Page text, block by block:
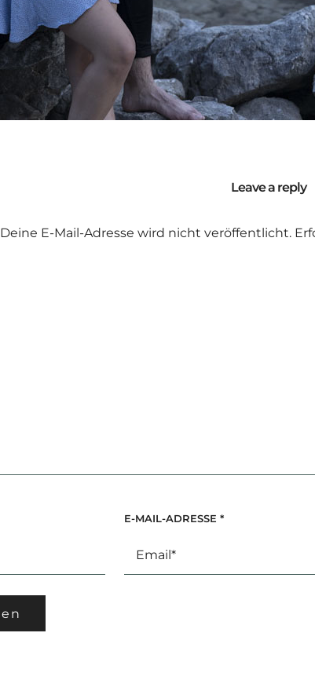
Leave a reply
Deine E-Mail-Adresse wird nicht veröffentlicht.
E-MAIL-ADRESSE *